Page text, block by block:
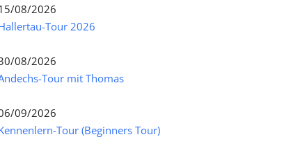
08/2026
Tour 2026
08/2026
Tour mit Thomas
09/2026
Tour (Beginners Tour)